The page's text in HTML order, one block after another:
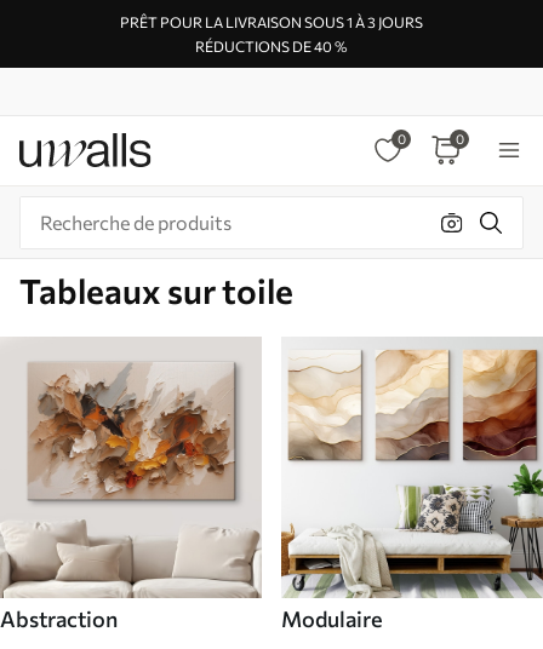
PRÊT POUR LA LIVRAISON SOUS 1 À 3 JOURS
RÉDUCTIONS DE 40 %
0 0
Tableaux sur toile
Abstraction Modulaire